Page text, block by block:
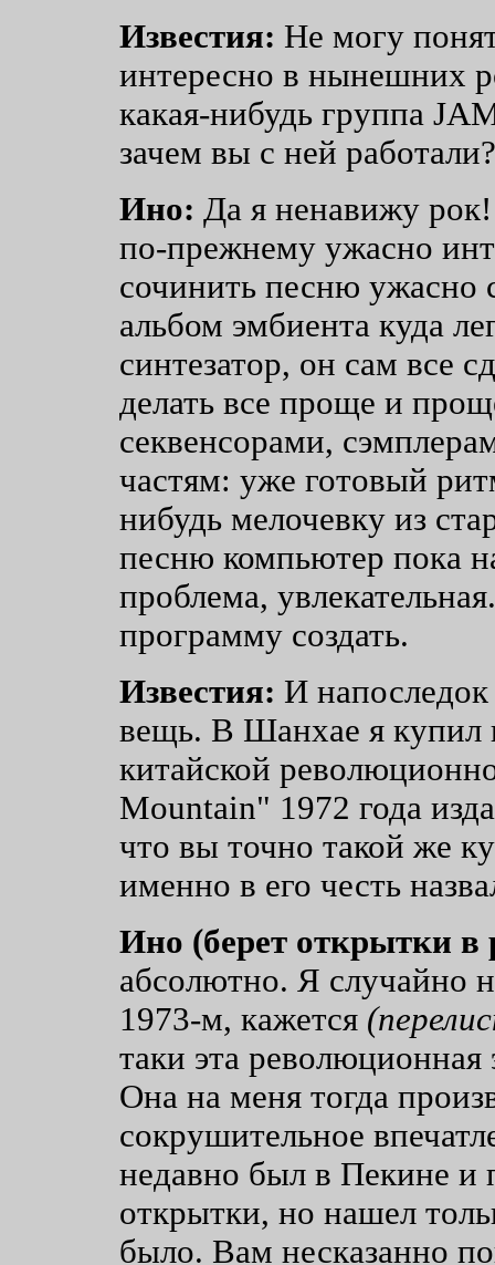
Известия: Не могу
интересно в нынешних
какая-нибудь группа
зачем вы с ней работали?
Ино: Да я ненавижу
по-прежнему ужасно
сочинить песню
альбом эмбиента куда
синтезатор, он сам все
делать все проще и
секвенсорами,
частям: уже готовый
нибудь мелочевку из
песню компьютер пока
проблема,
программу создать.
Известия: И
вещь. В Шанхае я купил
китайской
Mountain" 1972 года
что вы точно такой же
именно в его честь
Ино (берет открытки в
абсолютно. Я случайно
1973-м, кажется
таки эта революционная
Она на меня тогда
сокрушительное
недавно был в Пекине и
открытки, но нашел
было. Вам несказанно